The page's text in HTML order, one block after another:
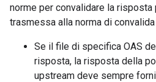
norme per convalidare la risposta
trasmessa alla norma di convalida
Se il file di specifica OAS
risposta, la risposta della
upstream deve sempre